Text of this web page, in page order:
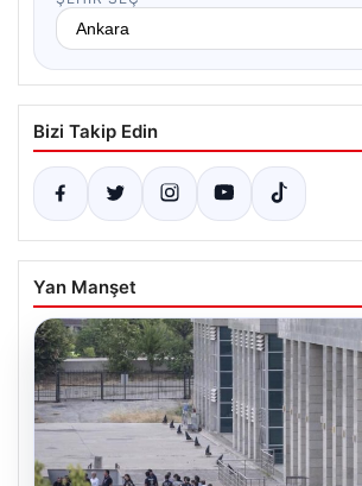
Bizi Takip Edin
Yan Manşet